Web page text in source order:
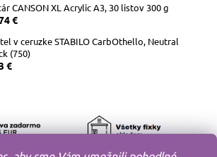
CANSON XL Acrylic A3, 30 listov 300 g
€
v ceruzke STABILO CarbOthello, Neutral
(750)
€